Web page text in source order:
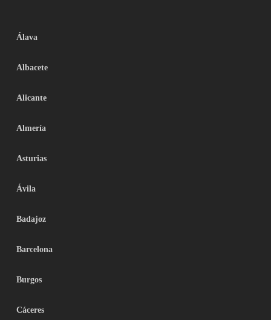
Álava
Albacete
Alicante
Almería
Asturias
Ávila
Badajoz
Barcelona
Burgos
Cáceres